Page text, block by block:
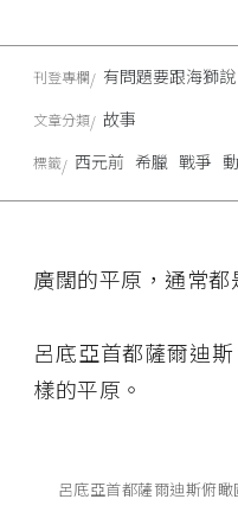
廣闊的平原，通常都
呂底亞首都薩爾迪
樣的平原。
呂底亞首都薩爾迪斯俯
刊登專欄 有問題要跟海獅說
文章分類 故事
標籤 西元前 希臘 戰爭